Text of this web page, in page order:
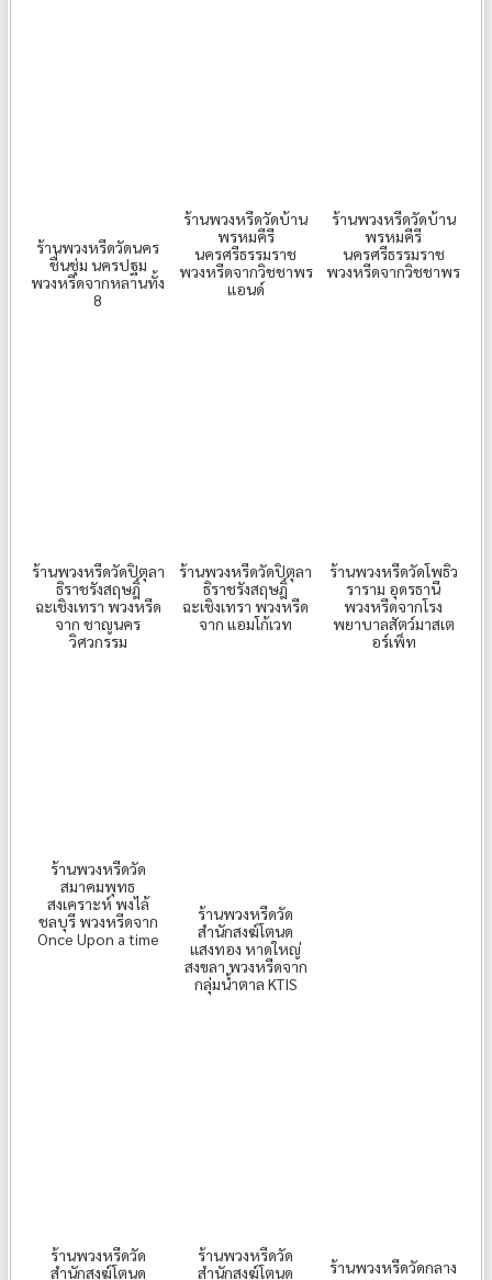
ร้านพวงหรีดวัดนคร
ชื่นชุ่ม นครปฐม
พวงหรีดจากหลานทั้ง
8
ร้านพวงหรีดวัดบ้าน
พรหมคีรี
นครศรีธรรมราช
พวงหรีดจากวิชชาพร
แอนด์
ร้านพวงหรีดวัดบ้าน
พรหมคีรี
นครศรีธรรมราช
พวงหรีดจากวิชชาพร
ร้านพวงหรีดวัดปิตุลา
ธิราชรังสฤษฎิ์
ฉะเชิงเทรา พวงหรีด
จาก ชาญนคร
วิศวกรรม
ร้านพวงหรีดวัดปิตุลา
ธิราชรังสฤษฎิ์
ฉะเชิงเทรา พวงหรีด
จาก แอมโก้เวท
ร้านพวงหรีดวัดโพธิว
ราราม อุดรธานี
พวงหรีดจากโรง
พยาบาลสัตว์มาสเต
อร์เพ็ท
ร้านพวงหรีดวัด
สมาคมพุทธ
สงเคราะห์ พงไล้
ชลบุรี พวงหรีดจาก
Once Upon a time
ร้านพวงหรีดวัด
สำนักสงฆ์โตนด
แสงทอง หาดใหญ่
สงขลา พวงหรีดจาก
กลุ่มน้ำตาล KTIS
ร้านพวงหรีดวัด
สำนักสงฆ์โตนด
ร้านพวงหรีดวัด
สำนักสงฆ์โตนด
ร้านพวงหรีดวัดกลาง